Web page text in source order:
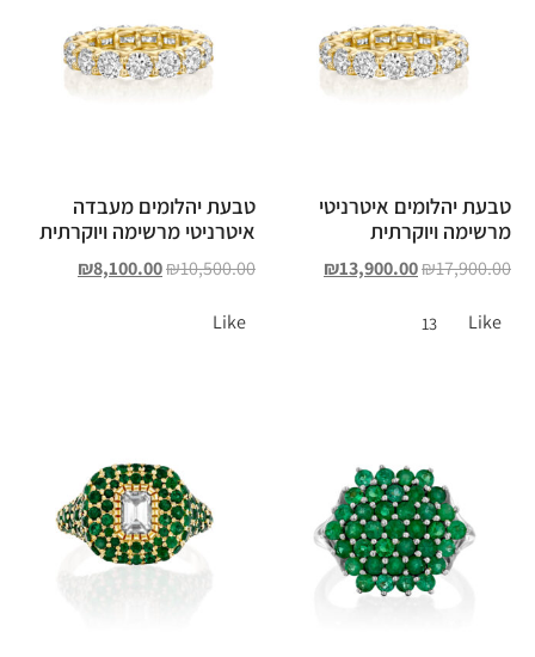
טבעת יהלומים איטרניטי
מרשימה ויוקרתית
₪17,900.00
₪13,900.00
Like
13
טבעת יהלומים מעבדה
איטרניטי מרשימה ויוקרתית
₪10,500.00
₪8,100.00
Like